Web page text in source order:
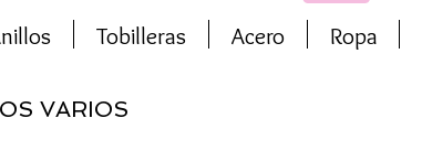
Tobilleras Acero Ropa
VARIOS